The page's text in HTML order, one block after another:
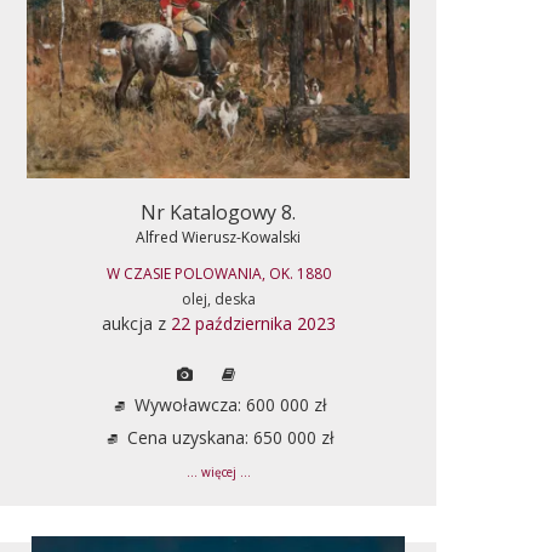
Nr Katalogowy 8.
Alfred Wierusz-Kowalski
W CZASIE POLOWANIA, OK. 1880
olej, deska
aukcja z 22 października 2023
Wywoławcza: 600 000 zł
Cena uzyskana: 650 000 zł
... więcej ...